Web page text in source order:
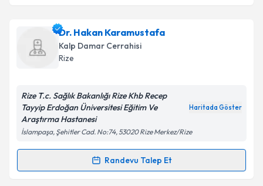
Dr. Kenan Muhtariçin randevu takvimi talebi
oluşturun. Size bu uzmandan randevu almanız için bir
takvim hazırlandığında e-posta ile bilgilendireceğiz.
Kişisel verilerimin işlenmesine ilişkinAydınlatma
Metni'ni okudum ve kişisel verilerimin belirtilen
kapsamda işlenmesini kabul ediyorum.
Dr. Hakan Karamustafa
Kalp Damar Cerrahisi
Rize
Rize T.c. Sağlık Bakanlığı Rize Khb Recep
Tayyip Erdoğan Üniversitesi Eğitim Ve
Araştırma Hastanesi
Haritada Göster
İslampaşa, Şehitler Cad. No:74, 53020 Rize Merkez/Rize
Randevu Talep Et
Randevu Takvimi Talebi